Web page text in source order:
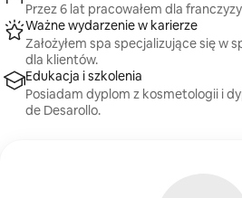
Przez 6 lat pracowałem dla
Ważne wydarzenie w karierze
Założyłem spa specjalizujące się w
dla klientów.
Edukacja i szkolenia
Posiadam dyplom z kosmetologii i
de Desarollo.